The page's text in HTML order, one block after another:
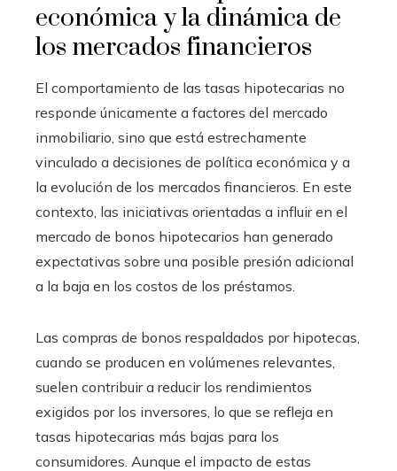
económica y la dinámica de
los mercados financieros
El comportamiento de las tasas hipotecarias no
responde únicamente a factores del mercado
inmobiliario, sino que está estrechamente
vinculado a decisiones de política económica y a
la evolución de los mercados financieros. En este
contexto, las iniciativas orientadas a influir en el
mercado de bonos hipotecarios han generado
expectativas sobre una posible presión adicional
a la baja en los costos de los préstamos.
Las compras de bonos respaldados por hipotecas,
cuando se producen en volúmenes relevantes,
suelen contribuir a reducir los rendimientos
exigidos por los inversores, lo que se refleja en
tasas hipotecarias más bajas para los
consumidores. Aunque el impacto de estas